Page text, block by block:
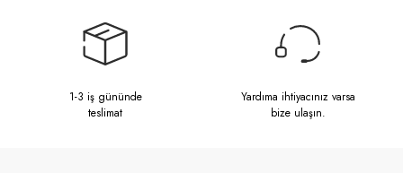
1-3 iş gününde
teslimat
Yardıma ihtiyacınız varsa
bize ulaşın.